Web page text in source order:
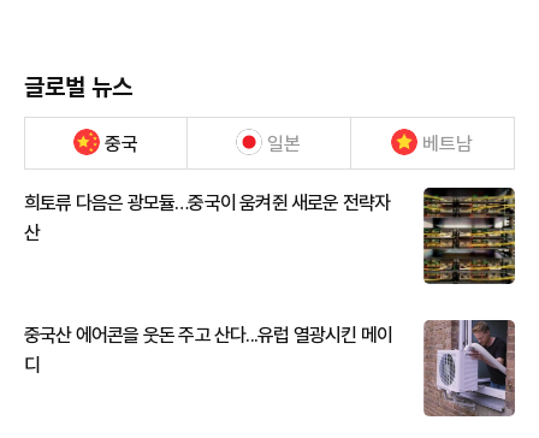
글로벌 뉴스
중국 일본 베트남
희토류 다음은 광모듈…중국이 움켜쥔 새로운 전략자
산
중국산 에어콘을 웃돈 주고 산다...유럽 열광시킨 메이
디